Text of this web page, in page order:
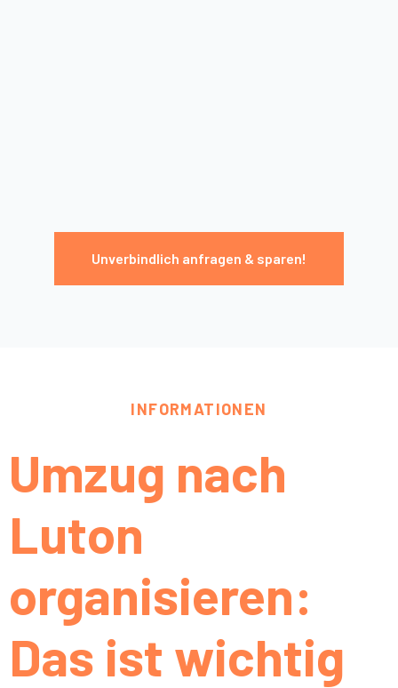
Unverbindlich anfragen & sparen!
INFORMATIONEN
Umzug nach
Luton
organisieren:
Das ist wichtig